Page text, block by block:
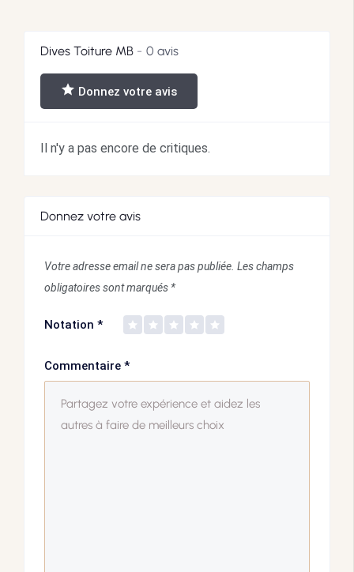
Dives Toiture MB 0 avis
Donnez votre avis
Il n'y a pas encore de critiques.
Donnez votre avis
Votre adresse email ne sera pas publiée. Les champs
obligatoires sont marqués *
Notation *
Commentaire *